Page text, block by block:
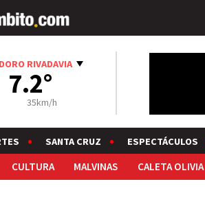
RIVADAVIA
7.2°
35km/h
SANTA CRUZ ESPECTÁCULOS
CULTURA MALVINAS CALETA OLIVIA